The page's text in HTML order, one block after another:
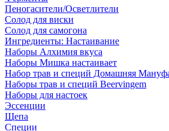
Пеногасители/Осветлители
Солод для виски
Солод для самогона
Ингредиенты: Настаивание
Наборы Алхимия вкуса
Наборы Мишка настаивает
Набор трав и специй Домашняя
Наборы трав и специй Beervingem
Наборы для настоек
Эссенции
Щепа
Специи